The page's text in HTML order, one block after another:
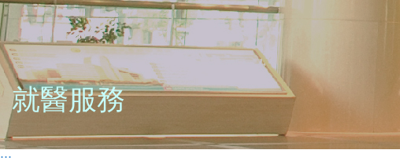
就醫服務